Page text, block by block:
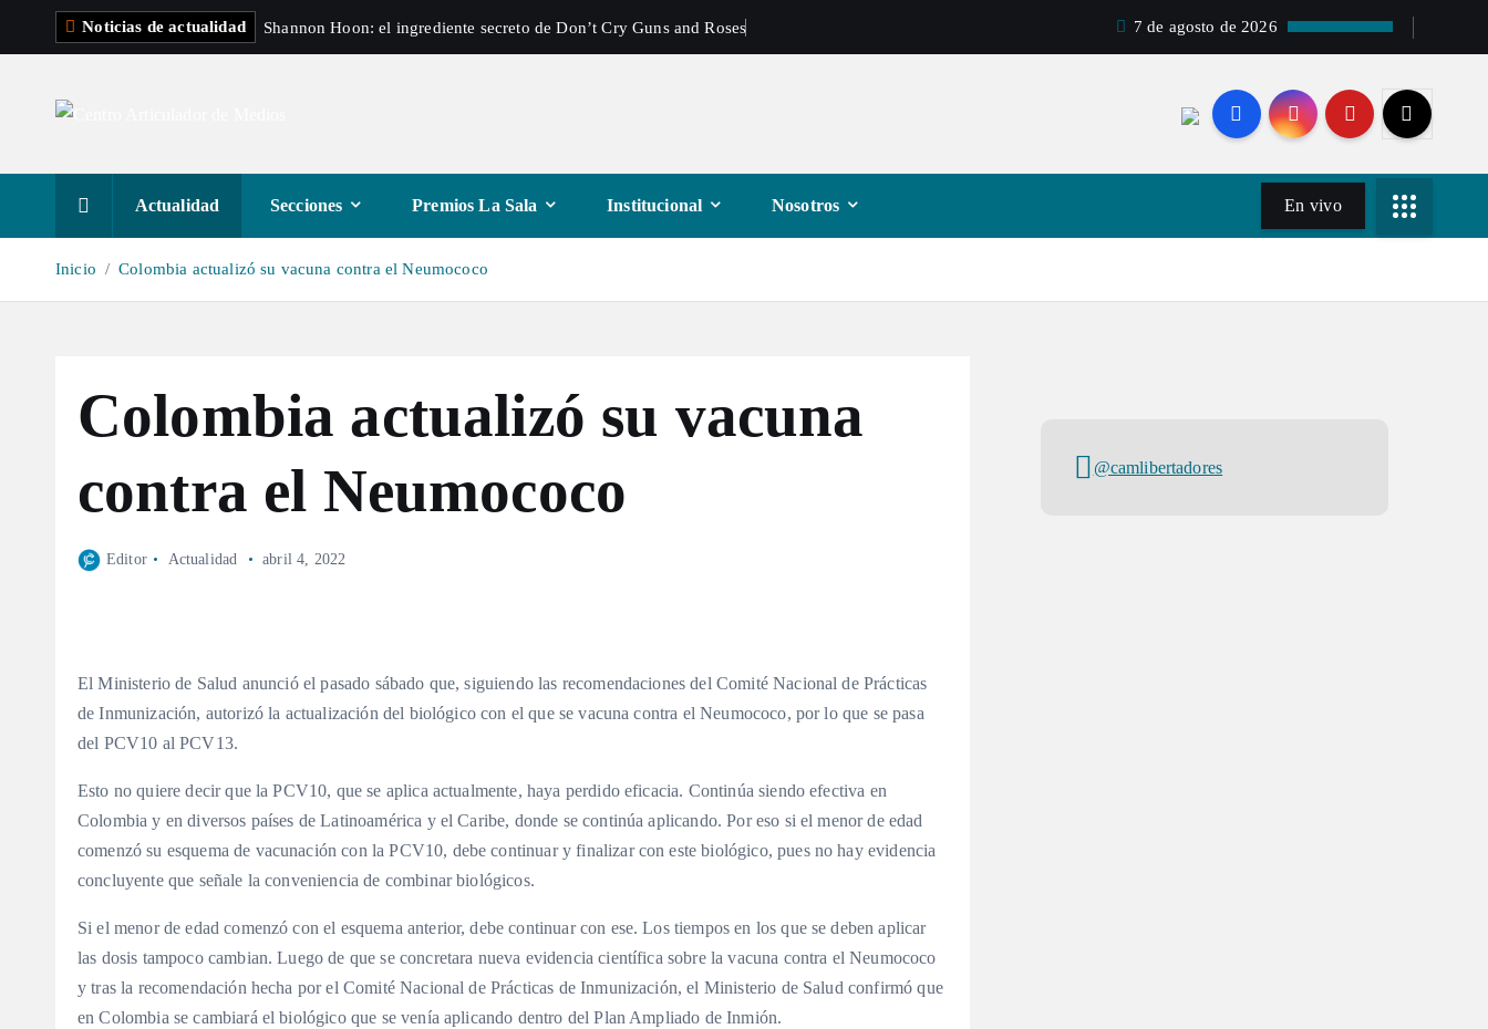
Noticias de actualidad Shannon Hoon: el ingrediente secreto de Don’t Cry Guns and Roses 7 de agosto de 2026
Actualidad Secciones Premios La Sala Institucional Nosotros En vivo
Inicio Colombia actualizó su vacuna contra el Neumococo
Colombia actualizó su vacuna
contra el Neumococo
Editor Actualidad abril 4, 2022
El Ministerio de Salud anunció el pasado sábado que, siguiendo las recomendaciones del Comité Nacional de Prácticas
de Inmunización, autorizó la actualización del biológico con el que se vacuna contra el Neumococo, por lo que se pasa
del PCV10 al PCV13.
Esto no quiere decir que la PCV10, que se aplica actualmente, haya perdido eficacia. Continúa siendo efectiva en
Colombia y en diversos países de Latinoamérica y el Caribe, donde se continúa aplicando. Por eso si el menor de edad
comenzó su esquema de vacunación con la PCV10, debe continuar y finalizar con este biológico, pues no hay evidencia
concluyente que señale la conveniencia de combinar biológicos.
Si el menor de edad comenzó con el esquema anterior, debe continuar con ese. Los tiempos en los que se deben aplicar
las dosis tampoco cambian. Luego de que se concretara nueva evidencia científica sobre la vacuna contra el Neumococo
y tras la recomendación hecha por el Comité Nacional de Prácticas de Inmunización, el Ministerio de Salud confirmó que
en Colombia se cambiará el biológico que se venía aplicando dentro del Plan Ampliado de Inmión.
@camlibertadores